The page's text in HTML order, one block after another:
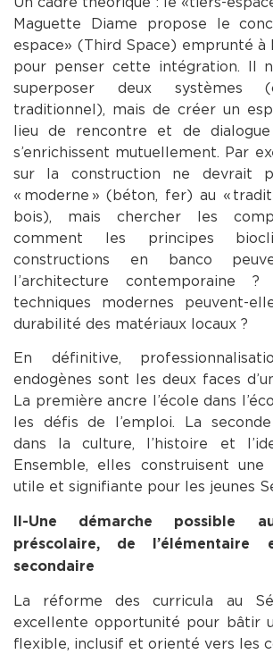
Maguette Diame propose le
espace » (Third Space) emprunté à
pour penser cette intégration. Il
superposer deux systèmes
traditionnel), mais de créer un
lieu de rencontre et de
s’enrichissent mutuellement. Par
sur la construction ne devrait
« moderne » (béton, fer) au «
bois), mais chercher les
comment les principes
constructions en banco
l’architecture contemporaine
techniques modernes peuvent-
durabilité des matériaux locaux ?
En définitive,
endogènes sont les deux faces
La première ancre l’école dans
les défis de l’emploi. La
dans la culture, l’histoire et
Ensemble, elles construisent
utile et signifiante pour les jeunes
II-Une démarche possible
préscolaire, de
secondaire
La réforme des curricula au
excellente opportunité pour bâtir
flexible, inclusif et orienté vers les